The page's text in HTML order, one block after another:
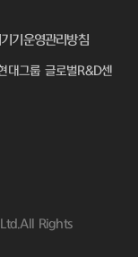
기운영관리방침
대그룹 글로벌R&D센
Rights